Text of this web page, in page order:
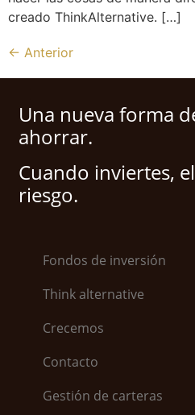
creado ThinkAlternative. […]
← Anterior
Una nueva forma
ahorrar.
Cuando inviertes,
riesgo.
Fondos de inversión
Think alternative
Crecemos
Contacto
Gestión de carteras